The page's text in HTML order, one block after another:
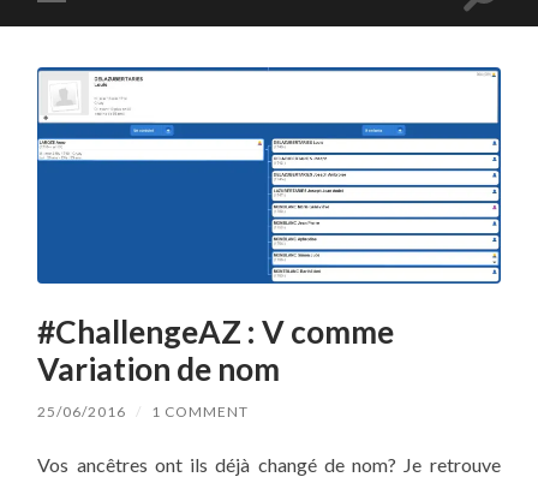
Toggle
mobile
#ChallengeAZ : V comme
Variation de nom
25/06/2016 / 1 COMMENT
Vos ancêtres ont ils déjà changé de nom? Je retrouve